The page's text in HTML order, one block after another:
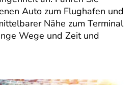
Auto zum Flughafen und
Nähe zum Terminal
Wege und Zeit und